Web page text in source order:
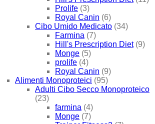
Prolife (3)
Royal Canin (6)
Cibo Umido Medicato (34)
Farmina (7)
Hill's Prescription Diet (9)
Monge (5)
prolife (4)
Royal Canin (9)
Alimenti Monoproteici (95)
Adulti Cibo Secco Monoproteico
(23)
farmina (4)
Monge (7)